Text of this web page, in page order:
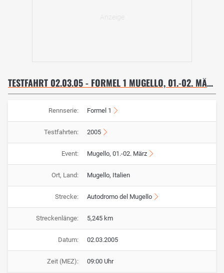
TESTFAHRT 02.03.05 - FORMEL 1 MUGELLO, 01.-02. MÄRZ
Rennserie: Formel 1
Testfahrten: 2005
Event: Mugello, 01.-02. März
Ort, Land: Mugello, Italien
Strecke: Autodromo del Mugello
Streckenlänge: 5,245 km
Datum: 02.03.2005
Zeit (MEZ): 09:00 Uhr